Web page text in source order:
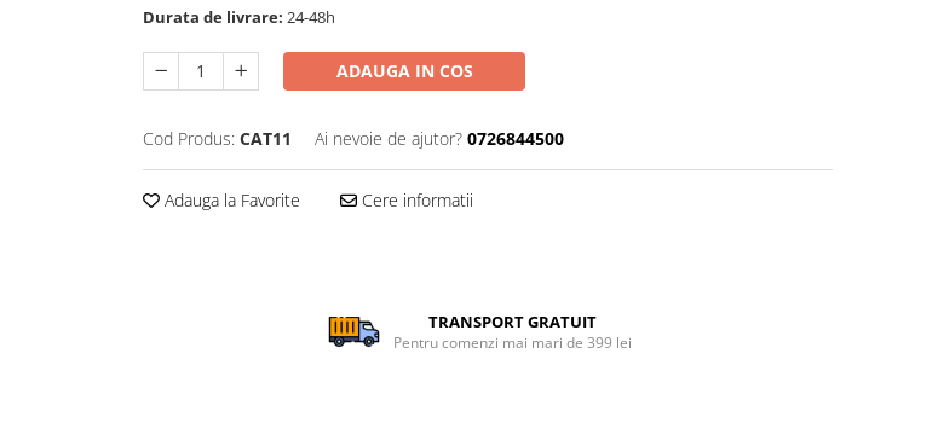
Durata de livrare: 24-48h
ADAUGA IN COS
Cod Produs: CAT11 Ai nevoie de ajutor? 0726844500
Adauga la Favorite Cere informatii
TRANSPORT GRATUIT
Pentru comenzi mai mari de 399 lei